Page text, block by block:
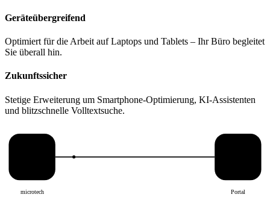
Geräteübergreifend
Optimiert für die Arbeit auf Laptops und Tablets – Ihr Büro begleitet
Sie überall hin.
Zukunftssicher
Stetige Erweiterung um Smartphone-Optimierung, KI-Assistenten
und blitzschnelle Volltextsuche.
microtech Portal